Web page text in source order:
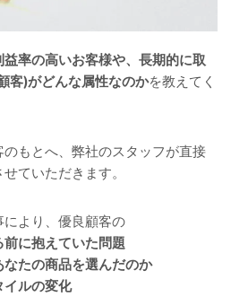
益率の高いお客様や、長期的に取
客)がどんな属性なのかを教えてく
もとへ、弊社のスタッフが直接
ていただきます。
より、優良顧客の
前に抱えていた問題
なたの商品を選んだのか
イルの変化